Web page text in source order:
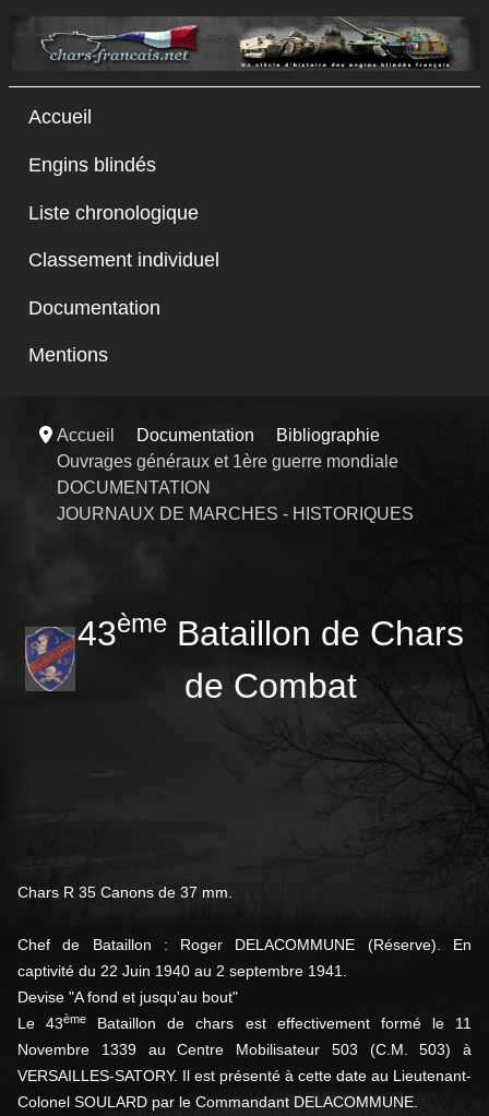
Accueil
Engins blindés
Liste chronologique
Classement individuel
Documentation
Mentions
Accueil Documentation
Bibliographie
Ouvrages généraux et 1ère guerre mondiale
DOCUMENTATION
JOURNAUX DE MARCHES - HISTORIQUES
43ème Bataillon de Chars
de Combat
Chars R 35 Canons de 37 mm.
Chef de Bataillon : Roger DELACOMMUNE (Réserve). En
captivité du 22 Juin 1940 au 2 septembre 1941.
Devise "A fond et jusqu'au bout"
Le 43ème
Bataillon de chars est effectivement formé le 11
Novembre 1339 au Centre Mobilisateur 503 (C.M. 503) à
VERSAILLES-SATORY. Il est présenté à cette date au Lieutenant-
Colonel SOULARD par le Commandant DELACOMMUNE.